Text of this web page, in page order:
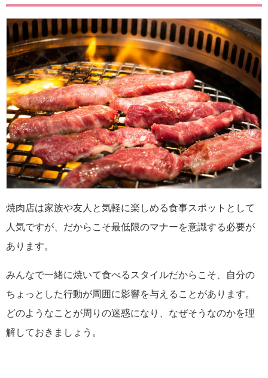
焼肉店は家族や友人と気軽に楽しめる食事スポットとして
人気ですが、だからこそ最低限のマナーを意識する必要が
あります。
みんなで一緒に焼いて食べるスタイルだからこそ、自分の
ちょっとした行動が周囲に影響を与えることがあります。
どのようなことが周りの迷惑になり、なぜそうなのかを理
解しておきましょう。